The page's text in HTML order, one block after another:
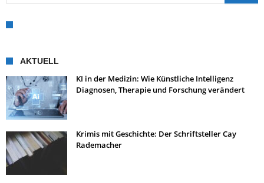
AKTUELL
KI in der Medizin: Wie Künstliche Intelligenz
Diagnosen, Therapie und Forschung verändert
Krimis mit Geschichte: Der Schriftsteller Cay
Rademacher